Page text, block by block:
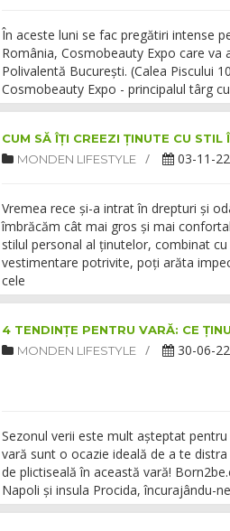
În aceste luni se fac pregătiri intense
România, Cosmobeauty Expo care va
Polivalentă București. (Calea Piscului
Cosmobeauty Expo - principalul târg
CUM SĂ ÎȚI CREEZI ȚINUTE CU STIL
MONDEN LIFESTYLE
03-11-22
Vremea rece și-a intrat în drepturi și
îmbrăcăm cât mai gros și mai
stilul personal al ținutelor, combinat
vestimentare potrivite, poți arăta
cele
4 TENDINȚE PENTRU VARĂ: CE
MONDEN LIFESTYLE
30-06-
Sezonul verii este mult așteptat
vară sunt o ocazie ideală de a te
de plictiseală în această vară!
Napoli și insula Procida, încurajându-